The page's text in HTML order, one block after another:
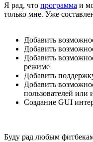
Я рад, что программа и
только мне. Уже
Добавить
Добавить
Добавить
режиме
Добавить
Добавить
пользователей или
Создание GUI
Буду рад любым